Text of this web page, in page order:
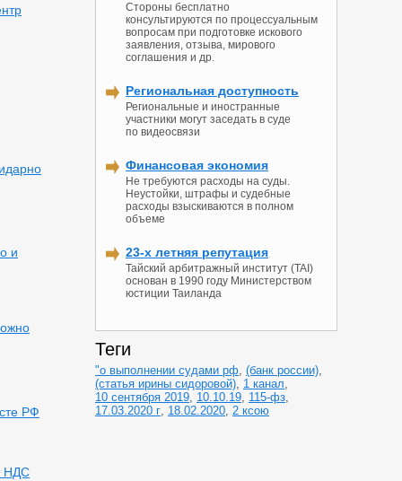
Стороны бесплатно
консультируются по процессуальным
вопросам при подготовке искового
заявления, отзыва, мирового
соглашения и др.
Региональная доступность
Региональные и иностранные
участники могут заседать в суде
по видеосвязи
Финансовая экономия
Не требуются расходы на суды.
Неустойки, штрафы и судебные
расходы взыскиваются в полном
объеме
23-х летняя репутация
Тайский арбитражный институт (TAI)
основан в 1990 году Министерством
юстиции Таиланда
Теги
"о выполнении судами рф, (банк россии),
(статья ирины сидоровой), 1 канал,
10 сентября 2019, 10.10.19, 115-фз,
17.03.2020 г, 18.02.2020, 2 ксою
и
РФ
НДС